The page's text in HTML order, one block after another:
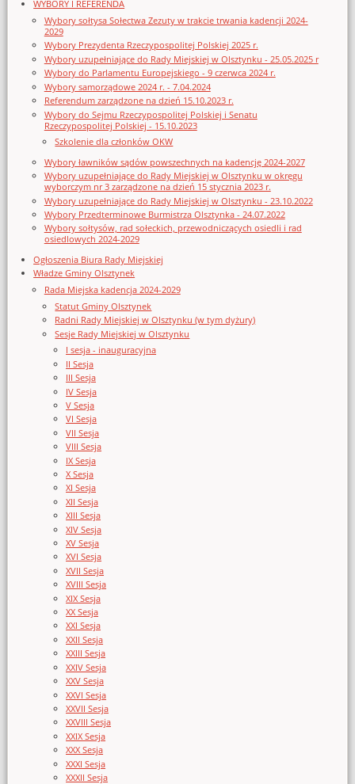
WYBORY I REFERENDA
Wybory sołtysa Sołectwa Zezuty w trakcie trwania kadencji 2024-
2029
Wybory Prezydenta Rzeczypospolitej Polskiej 2025 r.
Wybory uzupełniające do Rady Miejskiej w Olsztynku - 25.05.2025 r
Wybory do Parlamentu Europejskiego - 9 czerwca 2024 r.
Wybory samorządowe 2024 r. - 7.04.2024
Referendum zarządzone na dzień 15.10.2023 r.
Wybory do Sejmu Rzeczypospolitej Polskiej i Senatu
Rzeczypospolitej Polskiej - 15.10.2023
Szkolenie dla członków OKW
Wybory ławników sądów powszechnych na kadencję 2024-2027
Wybory uzupełniające do Rady Miejskiej w Olsztynku w okręgu
wyborczym nr 3 zarządzone na dzień 15 stycznia 2023 r.
Wybory uzupełniające do Rady Miejskiej w Olsztynku - 23.10.2022
Wybory Przedterminowe Burmistrza Olsztynka - 24.07.2022
Wybory sołtysów, rad sołeckich, przewodniczących osiedli i rad
osiedlowych 2024-2029
Ogłoszenia Biura Rady Miejskiej
Władze Gminy Olsztynek
Rada Miejska kadencja 2024-2029
Statut Gminy Olsztynek
Radni Rady Miejskiej w Olsztynku (w tym dyżury)
Sesje Rady Miejskiej w Olsztynku
I sesja - inauguracyjna
II Sesja
III Sesja
IV Sesja
V Sesja
VI Sesja
VII Sesja
VIII Sesja
IX Sesja
X Sesja
XI Sesja
XII Sesja
XIII Sesja
XIV Sesja
XV Sesja
XVI Sesja
XVII Sesja
XVIII Sesja
XIX Sesja
XX Sesja
XXI Sesja
XXII Sesja
XXIII Sesja
XXIV Sesja
XXV Sesja
XXVI Sesja
XXVII Sesja
XXVIII Sesja
XXIX Sesja
XXX Sesja
XXXI Sesja
XXXII Sesja